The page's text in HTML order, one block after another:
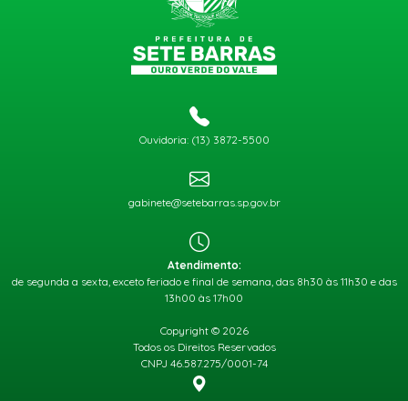
Ouvidoria: (13) 3872-5500
gabinete@setebarras.sp.gov.br
Atendimento:
de segunda a sexta, exceto feriado e final de semana, das 8h30 às 11h30 e das
13h00 às 17h00
Copyright © 2026
Todos os Direitos Reservados
CNPJ 46.587.275/0001-74